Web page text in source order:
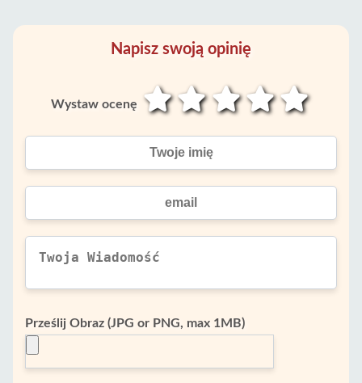
Napisz swoją opinię
Wystaw ocenę
Prześlij Obraz (JPG or PNG, max 1MB)